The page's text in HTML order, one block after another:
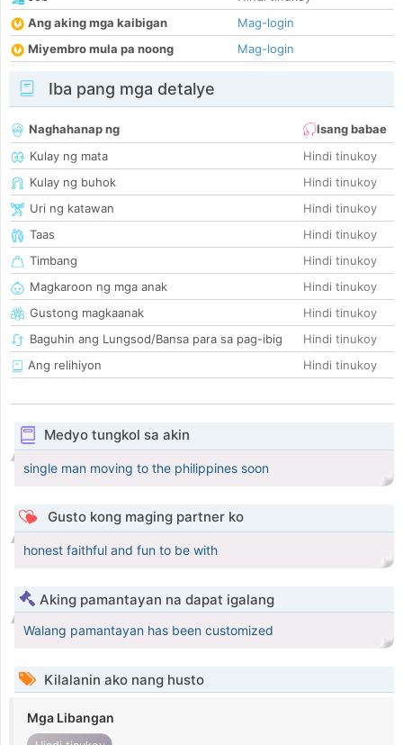
Ang aking mga kaibigan
Mag-login
Miyembro mula pa noong
Mag-login
Iba pang mga detalye
Naghahanap ng
Isang babae
Kulay ng mata
Hindi tinukoy
Kulay ng buhok
Hindi tinukoy
Uri ng katawan
Hindi tinukoy
Taas
Hindi tinukoy
Timbang
Hindi tinukoy
Magkaroon ng mga anak
Hindi tinukoy
Gustong magkaanak
Hindi tinukoy
Baguhin ang Lungsod/Bansa para sa pag-ibig
Hindi tinukoy
Ang relihiyon
Hindi tinukoy
Medyo tungkol sa akin
single man moving to the philippines soon
Gusto kong maging partner ko
honest faithful and fun to be with
Aking pamantayan na dapat igalang
Walang pamantayan has been customized
Kilalanin ako nang husto
Mga Libangan